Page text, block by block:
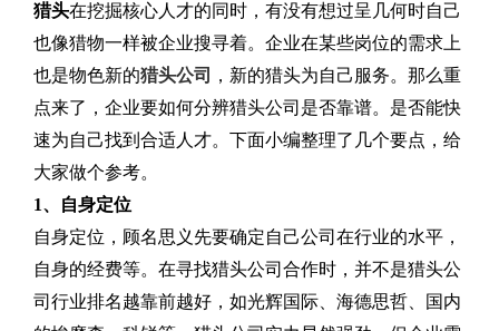
猎头在挖掘核心人才的同时，有没有想过呈几何时自己
也像猎物一样被企业搜寻着。企业在某些岗位的需求上
也是物色新的猎头公司
，新的猎头为自己服务。那么重
点来了，企业要如何分辨猎头公司是否靠谱。是否能快
速为自己找到合适人才。下面小编整理了几个要点，给
大家做个参考。
1、自身定位
自身定位，顾名思义先要确定自己公司在行业的水平，
自身的经费等。在寻找猎头公司合作时，并不是猎头公
司行业排名越靠前越好，如光辉国际、海德思哲、国内